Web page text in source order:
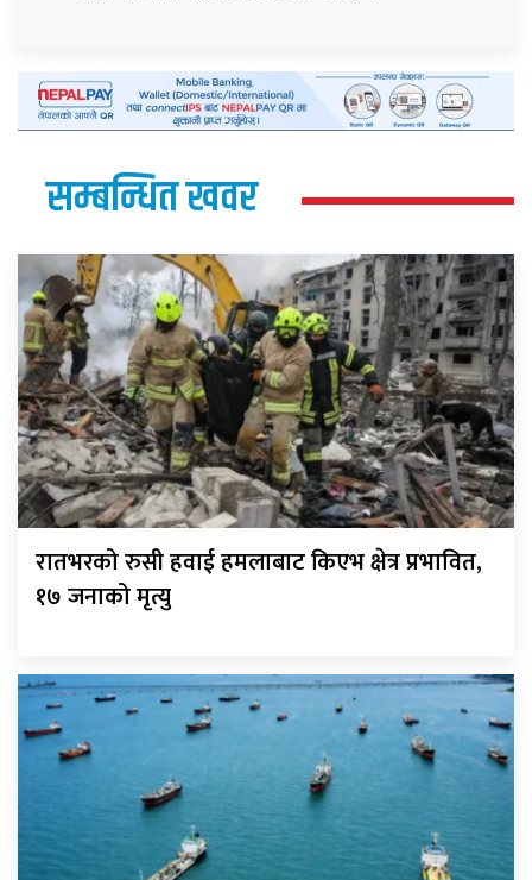
सम्बन्धित खवर
रातभरको रुसी हवाई हमलाबाट किएभ क्षेत्र प्रभावित,
१७ जनाको मृत्यु